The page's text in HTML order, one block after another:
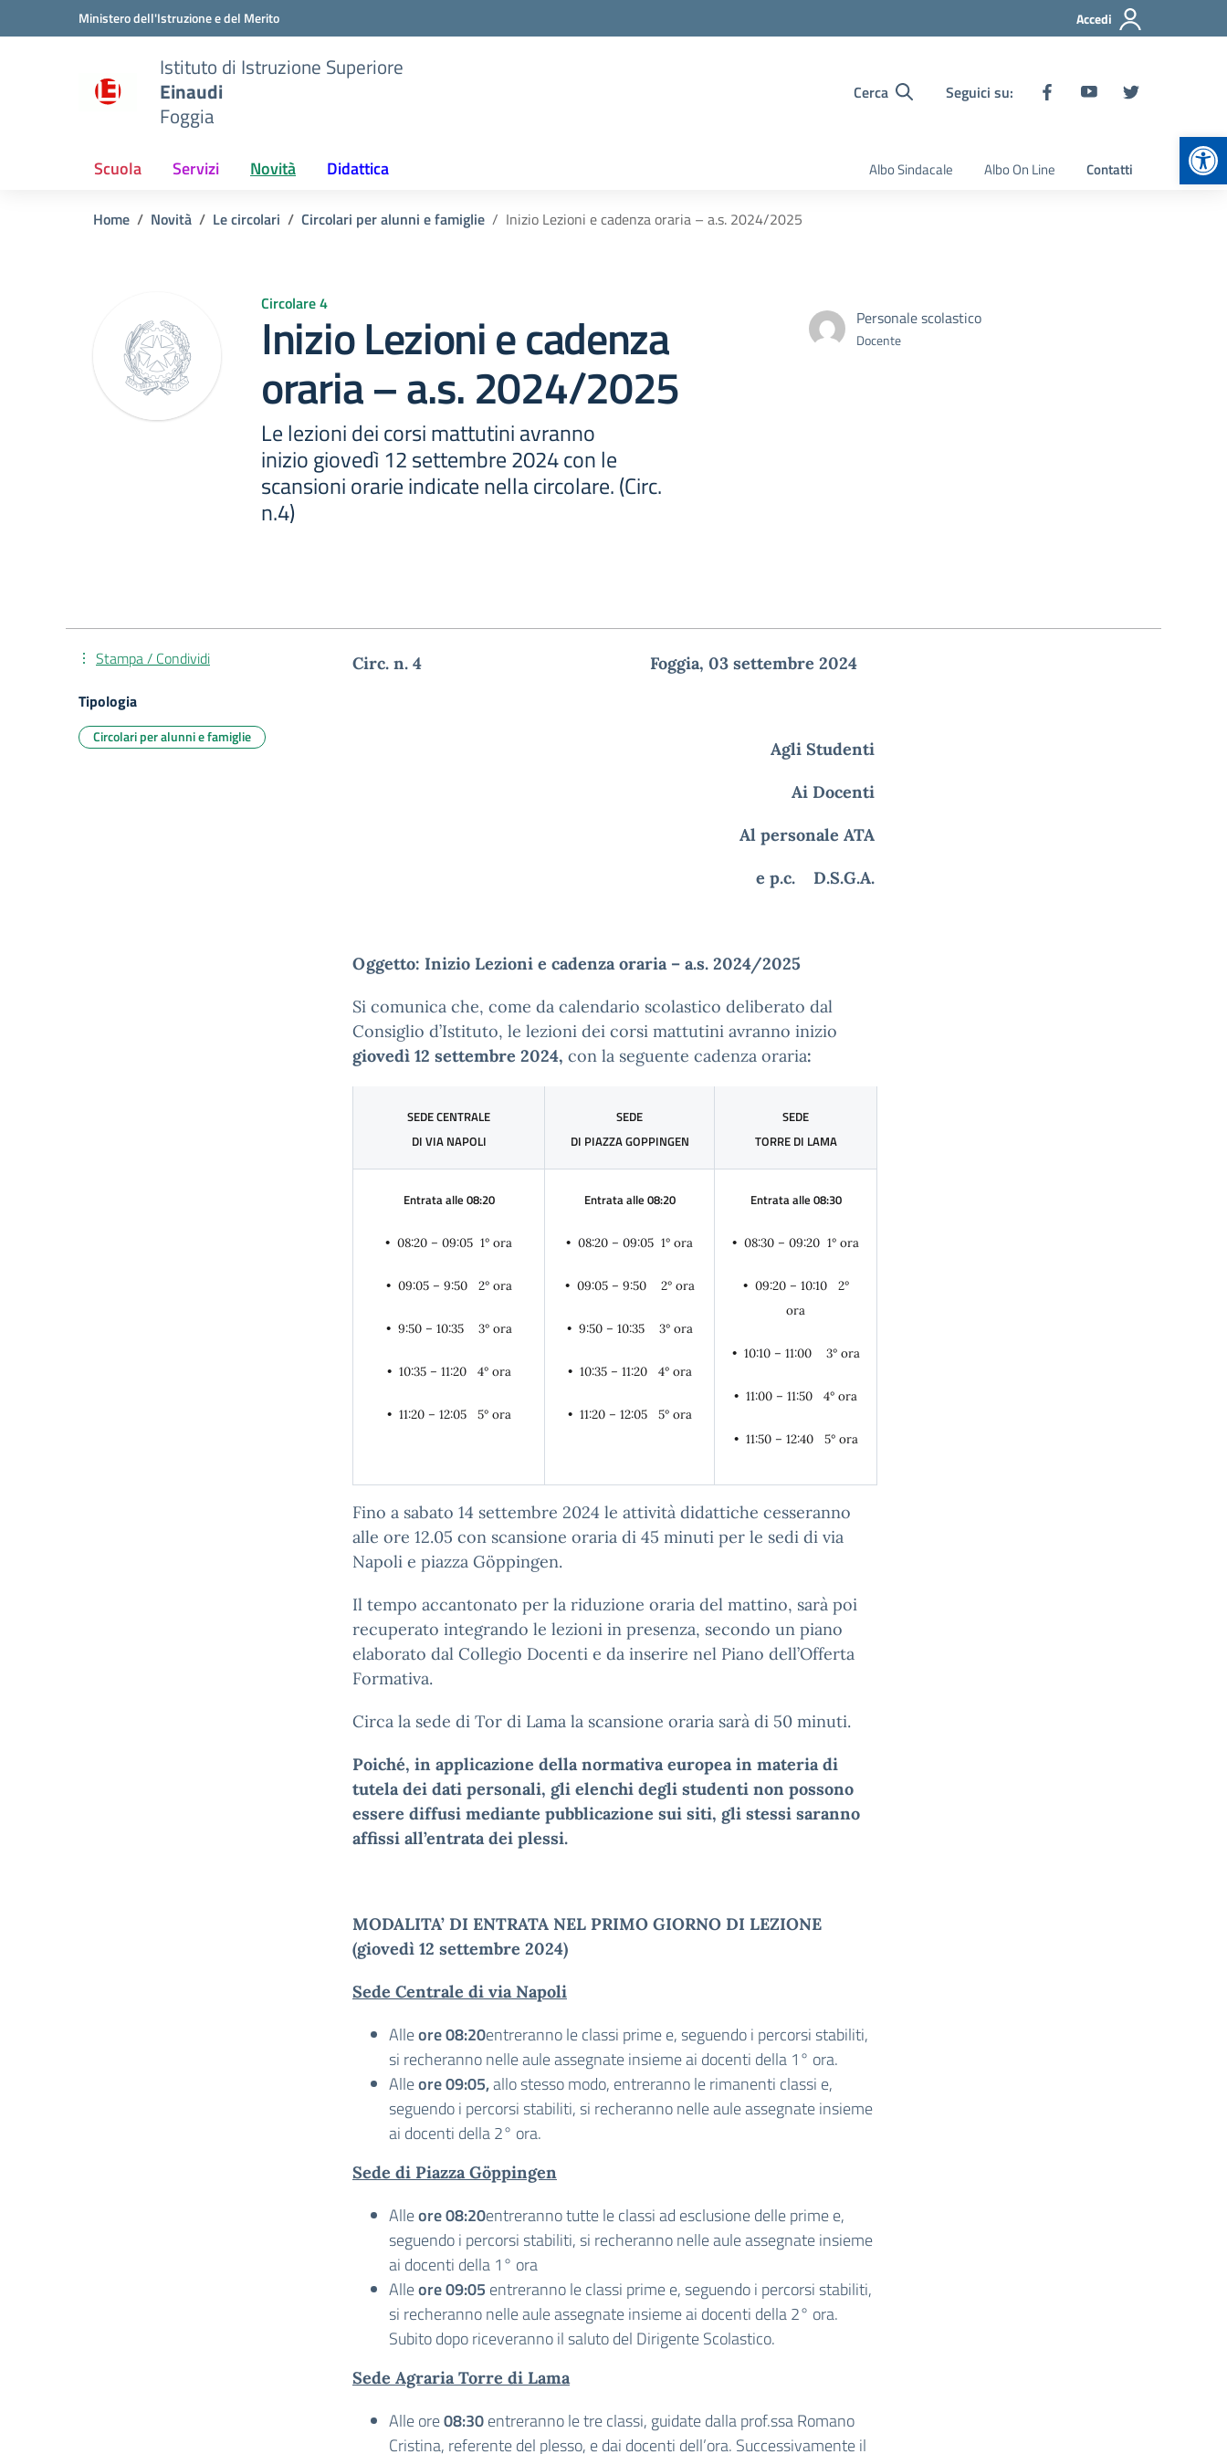
Vai ai contenuti
Vai al menu di navigazioneMinistero dell'Istruzione e del Merito Accedi
Istituto di Istruzione Superiore
Einaudi
Foggia
Cerca Seguici su:
Scuola Servizi Novità Didattica Albo Sindacale Albo On Line Contatti
Home Novità Le circolari Circolari per alunni e famiglie Inizio Lezioni e cadenza oraria – a.s. 2024/2025
Circolare 4
Inizio Lezioni e cadenza
oraria – a.s. 2024/2025
Le lezioni dei corsi mattutini avranno
inizio giovedì 12 settembre 2024 con le
scansioni orarie indicate nella circolare. (Circ.
n.4)
Personale scolastico
Docente
Circ. n. 4 Foggia, 03 settembre 2024
Agli Studenti
Ai Docenti
Al personale ATA
e p.c. D.S.G.A.
Oggetto: Inizio Lezioni e cadenza oraria – a.s. 2024/2025
Si comunica che, come da calendario scolastico deliberato dal
Consiglio d’Istituto, le lezioni dei corsi mattutini avranno inizio
giovedì 12 settembre 2024, con la seguente cadenza oraria:
SEDE CENTRALE
DI VIA NAPOLI
SEDE
DI PIAZZA GOPPINGEN
SEDE
TORRE DI LAMA
Entrata alle 08:20
• 08:20 – 09:05 1° ora
• 09:05 – 9:50 2° ora
• 9:50 – 10:35 3° ora
• 10:35 – 11:20 4° ora
• 11:20 – 12:05 5° ora
Entrata alle 08:20
• 08:20 – 09:05 1° ora
• 09:05 – 9:50 2° ora
• 9:50 – 10:35 3° ora
• 10:35 – 11:20 4° ora
• 11:20 – 12:05 5° ora
Entrata alle 08:30
• 08:30 – 09:20 1° ora
• 09:20 – 10:10 2°
ora
• 10:10 – 11:00 3° ora
• 11:00 – 11:50 4° ora
• 11:50 – 12:40 5° ora
Fino a sabato 14 settembre 2024 le attività didattiche cesseranno
alle ore 12.05 con scansione oraria di 45 minuti per le sedi di via
Napoli e piazza Göppingen.
Il tempo accantonato per la riduzione oraria del mattino, sarà poi
recuperato integrando le lezioni in presenza, secondo un piano
elaborato dal Collegio Docenti e da inserire nel Piano dell’Offerta
Formativa.
Circa la sede di Tor di Lama la scansione oraria sarà di 50 minuti.
Poiché, in applicazione della normativa europea in materia di
tutela dei dati personali, gli elenchi degli studenti non possono
essere diffusi mediante pubblicazione sui siti, gli stessi saranno
affissi all’entrata dei plessi.
MODALITA’ DI ENTRATA NEL PRIMO GIORNO DI LEZIONE
(giovedì 12 settembre 2024)
Sede Centrale di via Napoli
Alleore 08:20entreranno le classi prime e, seguendo i percorsi stabiliti,
si recheranno nelle aule assegnate insieme ai docenti della 1° ora.
Alleore 09:05,allo stesso modo, entreranno le rimanenti classi e,
seguendo i percorsi stabiliti, si recheranno nelle aule assegnate insieme
ai docenti della 2° ora.
Sede di Piazza Göppingen
Alleore 08:20entreranno tutte le classi ad esclusione delle prime e,
seguendo i percorsi stabiliti, si recheranno nelle aule assegnate insieme
ai docenti della 1° ora
Alleore 09:05 entreranno le classi prime e, seguendo i percorsi stabiliti,
si recheranno nelle aule assegnate insieme ai docenti della 2° ora.
Subito dopo riceveranno il saluto del Dirigente Scolastico.
Sede Agraria Torre di Lama
Alle ore08:30entreranno le tre classi, guidate dalla prof.ssa Romano
Cristina, referente del plesso, e dai docenti dell’ora. Successivamente il
Stampa / Condividi
Tipologia
Circolari per alunni e famiglie